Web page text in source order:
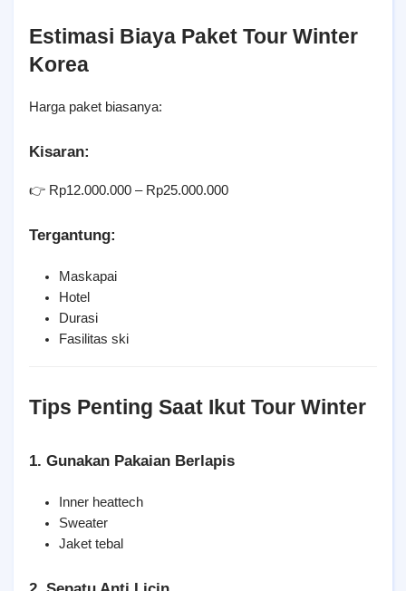
Estimasi Biaya Paket Tour Winter
Korea
Harga paket biasanya:
Kisaran:
👉 Rp12.000.000 – Rp25.000.000
Tergantung:
Maskapai
Hotel
Durasi
Fasilitas ski
Tips Penting Saat Ikut Tour Winter
1. Gunakan Pakaian Berlapis
Inner heattech
Sweater
Jaket tebal